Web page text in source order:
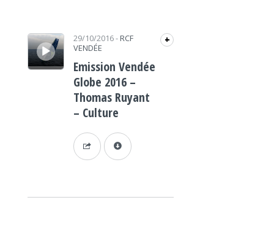
Lecteur audio 29/10/2016- RCF
VENDÉE
+
Emission Vendée
Globe 2016 –
Thomas Ruyant
– Culture